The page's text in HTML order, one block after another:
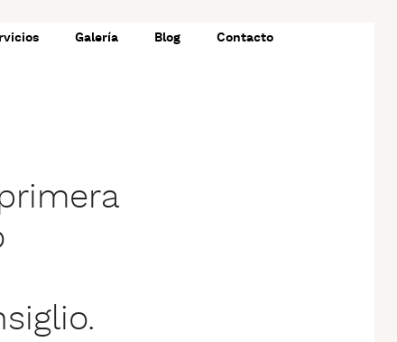
Galería Blog Contacto